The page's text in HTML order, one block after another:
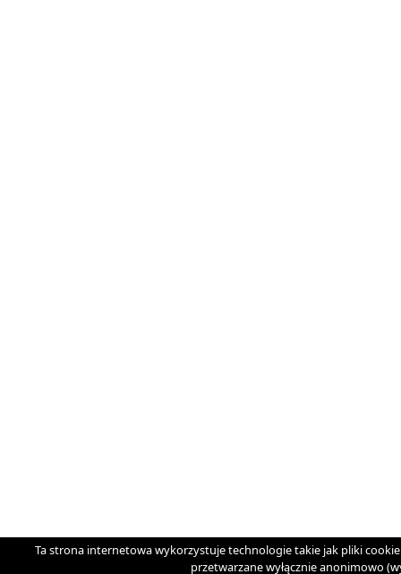
Ta strona internetowa wykorzystuje technologie takie jak pliki
przetwarzane wyłącznie anonimowo